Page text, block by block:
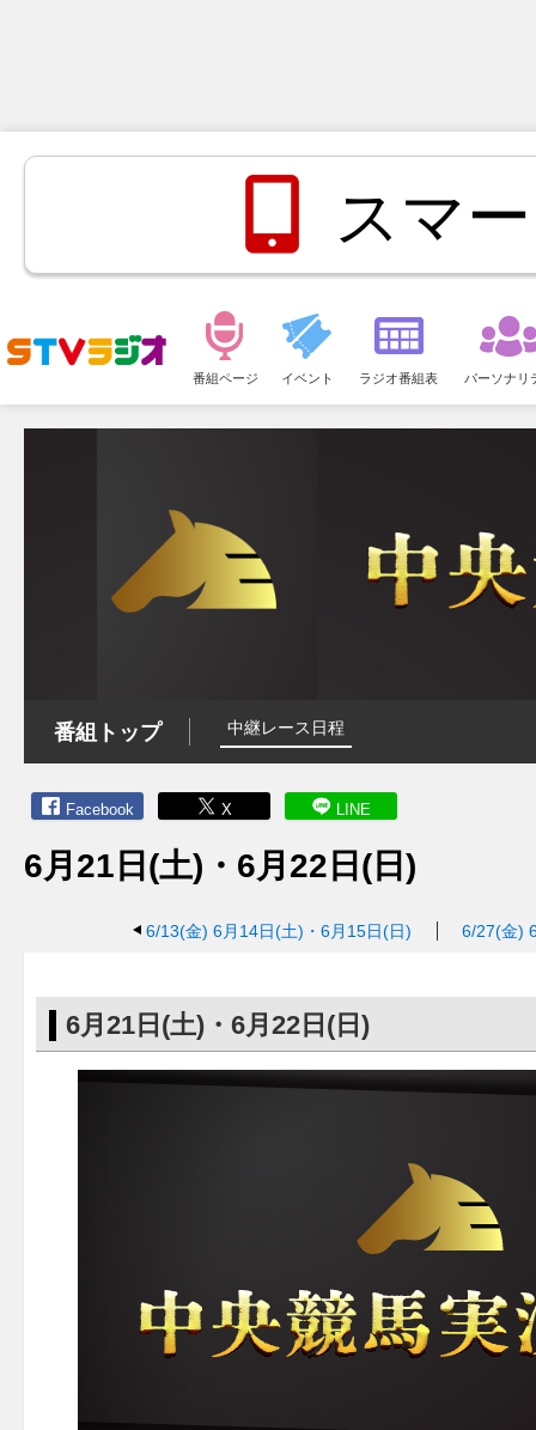
スマ
ュ
番組ページ イベント ラジオ番組表 パーソナリ
番組トップ 中継レース日程
Facebook X LINE
6月21日(土)・6月22日(日)
6/13(金) 6月14日(土)・6月15日(日) 6/27(金)
6月21日(土)・6月22日(日)